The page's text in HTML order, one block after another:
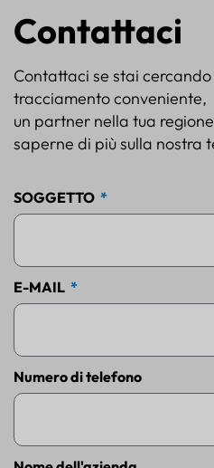
Contattaci
Contattaci se stai cercando
tracciamento conveniente,
un partner nella tua
saperne di più sulla nostra
SOGGETTO
E-MAIL
Numero di telefono